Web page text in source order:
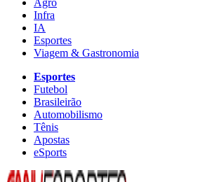
Agro
Infra
IA
Esportes
Viagem & Gastronomia
Esportes
Futebol
Brasileirão
Automobilismo
Tênis
Apostas
eSports